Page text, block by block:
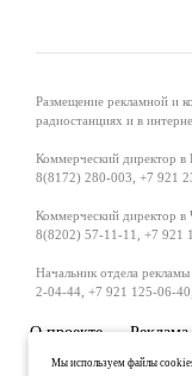
Размещение рекламной и
радиостанциях и в
Коммерческий директор в
8(8172) 280-003, +7 921
Коммерческий директор в
8(8202) 57-11-11, +7 921
Начальник отдела
2-04-44, +7 921 125-06-40,
О проекте Реклама
Политика в области
Мы используем файлы